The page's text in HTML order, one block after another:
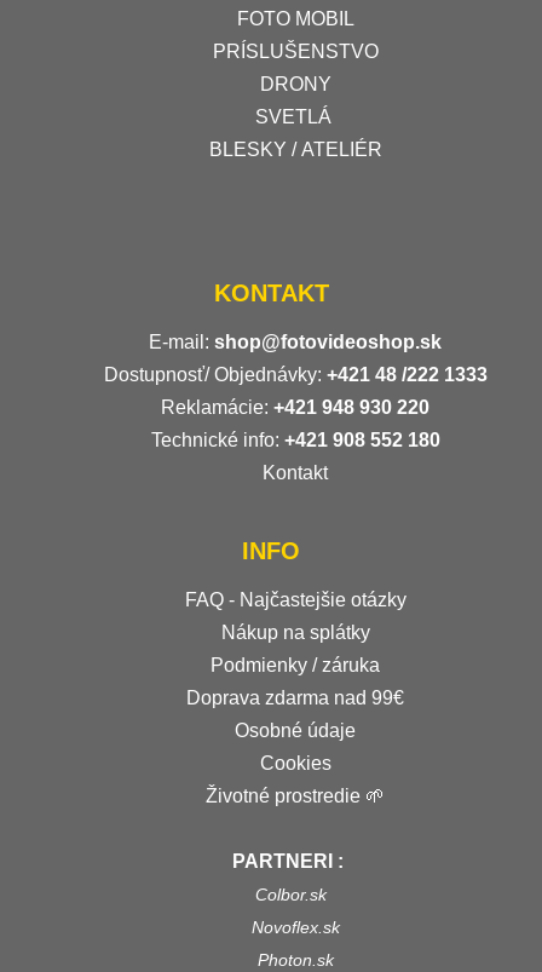
FOTO MOBIL
PRÍSLUŠENSTVO
DRONY
SVETLÁ
BLESKY / ATELIÉR
KONTAKT
E-mail: shop@fotovideoshop.sk
Dostupnosť/ Objednávky: +421 48 /222 1333
Reklamácie: +421 948 930 220
Technické info: +421 908 552 180
Kontakt
INFO
FAQ - Najčastejšie otázky
Nákup na splátky
Podmienky / záruka
Doprava zdarma nad 99€
Osobné údaje
Cookies
Životné prostredie 🌱
PARTNERI :
Colbor.sk
Novoflex.sk
Photon.sk